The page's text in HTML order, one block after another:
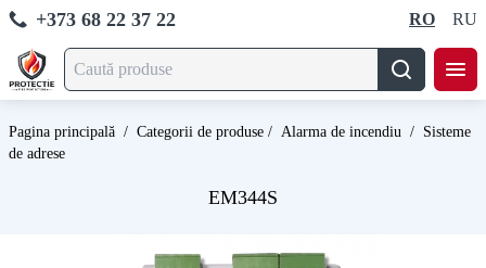
+373 68 22 37 22 RO RU
Pagina principală / Categorii de produse / Alarma de incendiu / Sisteme
de adrese
EM344S